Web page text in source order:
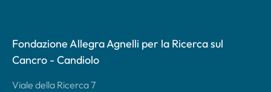
Fondazione Allegra Agnelli per la Ricerca sul
Cancro - Candiolo
Viale della Ricerca 7